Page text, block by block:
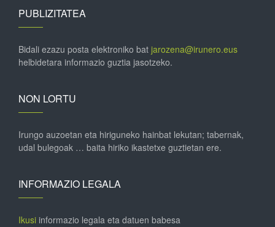
PUBLIZITATEA
Bidali ezazu posta elektroniko bat jarozena@irunero.eus
helbidetara informazio guztia jasotzeko.
NON LORTU
Irungo auzoetan eta hiriguneko hainbat lekutan; tabernak,
udal bulegoak … baita hiriko ikastetxe guztietan ere.
INFORMAZIO LEGALA
Ikusi informazio legala eta datuen babesa